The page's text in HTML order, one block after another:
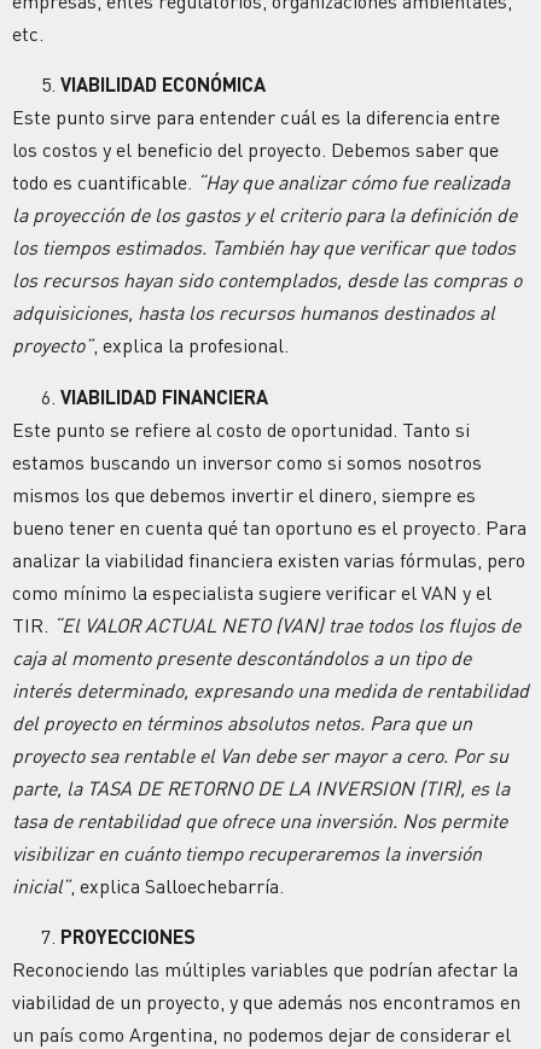
etc.
VIABILIDAD ECONÓMICA
Este punto sirve para entender cuál es la diferencia entre
los costos y el beneficio del proyecto. Debemos saber que
todo es cuantificable. “Hay que analizar cómo fue realizada
la proyección de los gastos y el criterio para la definición de
los tiempos estimados. También hay que verificar que todos
los recursos hayan sido contemplados, desde las compras o
adquisiciones, hasta los recursos humanos destinados al
proyecto”, explica la profesional.
VIABILIDAD FINANCIERA
Este punto se refiere al costo de oportunidad. Tanto si
estamos buscando un inversor como si somos nosotros
mismos los que debemos invertir el dinero, siempre es
bueno tener en cuenta qué tan oportuno es el proyecto. Para
analizar la viabilidad financiera existen varias fórmulas, pero
como mínimo la especialista sugiere verificar el VAN y el
TIR.
“El VALOR ACTUAL NETO (VAN) trae todos los flujos de
caja al momento presente descontándolos a un tipo de
interés determinado, expresando una medida de rentabilidad
del proyecto en términos absolutos netos. Para que un
proyecto sea rentable el Van debe ser mayor a cero. Por su
parte, la TASA DE RETORNO DE LA INVERSION (TIR), es la
tasa de rentabilidad que ofrece una inversión. Nos permite
visibilizar en cuánto tiempo recuperaremos la inversión
inicial”, explica Salloechebarría.
PROYECCIONES
Reconociendo las múltiples variables que podrían afectar la
viabilidad de un proyecto, y que además nos encontramos en
un país como Argentina, no podemos dejar de considerar el